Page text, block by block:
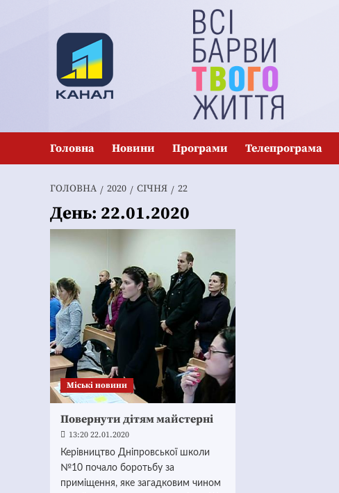
Головна Новини Програми Телепрограма
ГОЛОВНА 2020 СІЧНЯ 22
День: 22.01.2020
Mіські новини
Повернути дітям майстерні
13:20 22.01.2020
Керівництво Дніпровської школи
№10 почало боротьбу за
приміщення, яке загадковим чином